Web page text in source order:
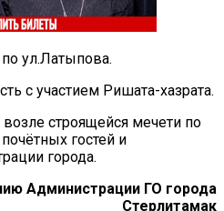
ул.Латыпова.
с участием Ришата-хазрата.
возле строящейся мечети по
гостей и
города.
Администрации ГО города
Стерлитамак